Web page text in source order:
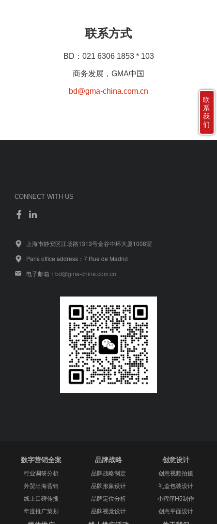
联系方式
BD：021 6306 1853 * 103
商务发展，GMA中国
bd@gma-china.com.cn
CONNECT WITH US
上海市静安区江场路1313号金谷中环大厦1008室
Paris office address：7 Rue de Madrid
电子邮箱： bd@gma-china.com.cn
数字营销全案
行业调研分析
外贸出海营销
线上口碑传播
年度推广策划
品牌战略
品牌战略制定
品牌形象设计
品牌定位分析
品牌视觉设计
创意设计
创意视频拍摄
礼盒包装设计
小程序H5制作
创意平面设计
联
系
我
们